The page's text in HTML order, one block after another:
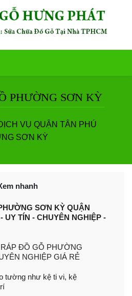
PHƯỜNG SƠN KỲ
VỤ QUẬN TÂN PHÚ
SƠN KỲ
nhanh
SƠN KỲ QUẬN
UY TÍN - CHUYÊN NGHIỆP -
ĐỒ GỖ PHƯỜNG
NGHIỆP GIÁ RẺ
tường như kệ ti vi, kệ